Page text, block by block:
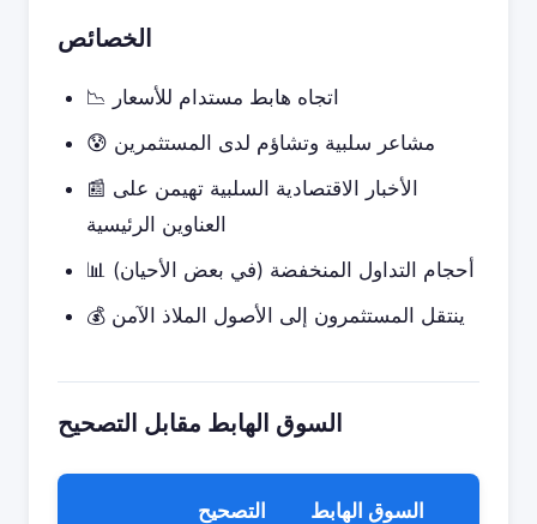
الخصائص
📉 اتجاه هابط مستدام للأسعار
😰 مشاعر سلبية وتشاؤم لدى المستثمرين
📰 الأخبار الاقتصادية السلبية تهيمن على
العناوين الرئيسية
📊 أحجام التداول المنخفضة (في بعض الأحيان)
💰 ينتقل المستثمرون إلى الأصول الملاذ الآمن
السوق الهابط مقابل التصحيح
التصحيح السوق الهابط